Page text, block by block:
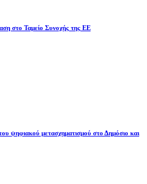
στο Ταμείο Συνοχής της ΕΕ
ψηφιακού μετασχηματισμού στο Δημόσιο και